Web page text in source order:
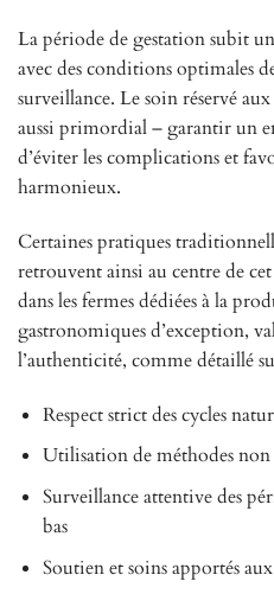
La période de gestation subit
avec des conditions optimales
surveillance. Le soin réservé
aussi primordial – garantir un
d’éviter les complications et
harmonieux.
Certaines pratiques
retrouvent ainsi au centre de
dans les fermes dédiées à la
gastronomiques d’exception,
l’authenticité, comme détaillé
Respect strict des cycles
Utilisation de méthodes non
Surveillance attentive des
bas
Soutien et soins apportés